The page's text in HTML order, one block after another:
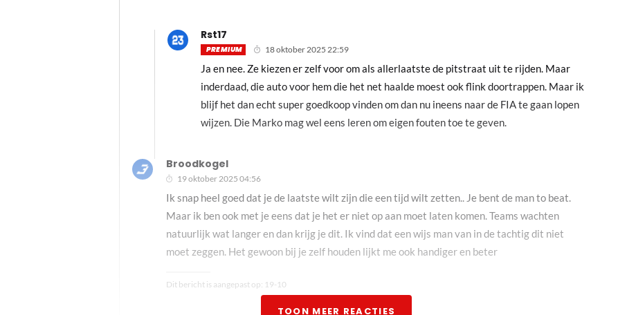
Rst17
PREMIUM 18 oktober 2025 22:59
Ja en nee. Ze kiezen er zelf voor om als allerlaatste de pitstraat uit te rijden. Maar
inderdaad, die auto voor hem die het net haalde moest ook flink doortrappen. Maar ik
blijf het dan echt super goedkoop vinden om dan nu ineens naar de FIA te gaan lopen
wijzen. Die Marko mag wel eens leren om eigen fouten toe te geven.
Broodkogel
19 oktober 2025 04:56
Ik snap heel goed dat je de laatste wilt zijn die een tijd wilt zetten.. Je bent de man to beat.
Maar ik ben ook met je eens dat je het er niet op aan moet laten komen. Teams wachten
natuurlijk wat langer en dan krijg je dit. Ik vind dat een wijs man van in de tachtig dit niet
moet zeggen. Het gewoon bij je zelf houden lijkt me ook handiger en beter
Dit bericht is aangepast op: 19-10
TOON MEER REACTIES